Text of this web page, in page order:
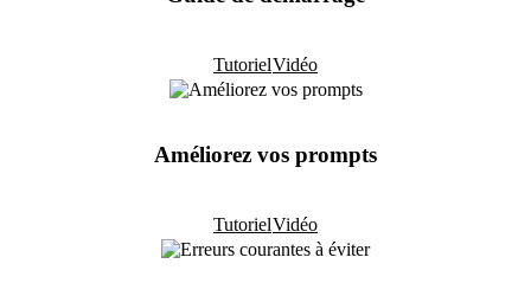
TutorielVidéo
Améliorez vos prompts
TutorielVidéo